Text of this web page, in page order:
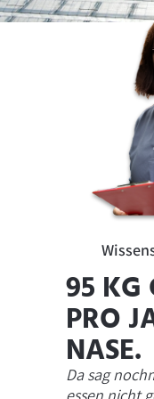
95 KG
PRO
NASE.
Da sag